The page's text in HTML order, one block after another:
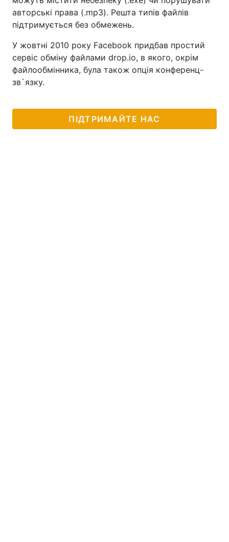
авторські права (.mp3). Решта типів файлів
підтримується без обмежень.
У жовтні 2010 року Facebook придбав простий
сервіс обміну файлами drop.io, в якого, окрім
файлообмінника, була також опція конференц-
зв`язку.
ПІДТРИМАЙТЕ НАС